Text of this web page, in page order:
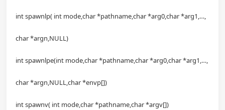
int spawnlp( int mode,char *pathname,char *arg0,char *arg1,…,
char *argn,NULL)
int spawnlpe(int mode,char *pathname,char *arg0,char *arg1,…,
char *argn,NULL,char *envp[])
int spawnv( int mode,char *pathname,char *argv[])